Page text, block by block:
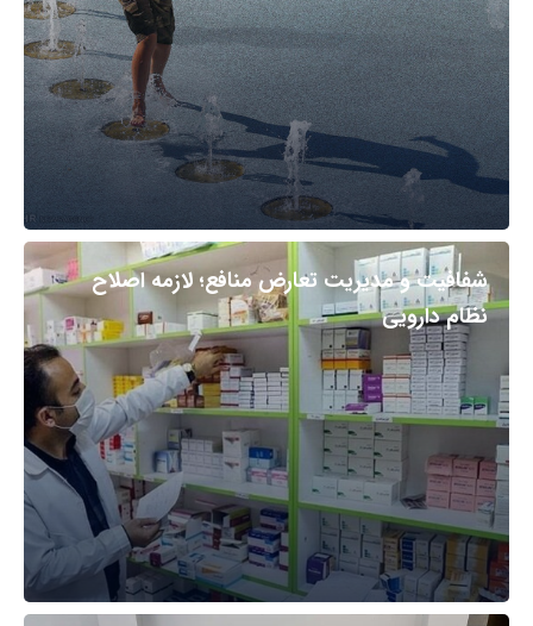
شفافیت و مدیریت تعارض منافع؛ لازمه اصلاح
نظام دارویی